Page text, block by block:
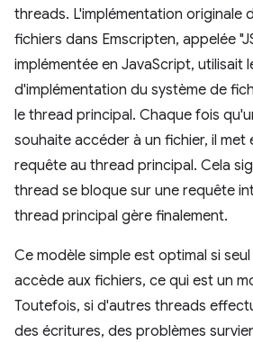
threads. L'implémentation originale
fichiers dans Emscripten, appelée
implémentée en JavaScript, utilisait
d'implémentation du système de
le thread principal. Chaque fois
souhaite accéder à un fichier, il met
requête au thread principal. Cela
thread se bloque sur une requête
thread principal gère finalement.
Ce modèle simple est optimal si
accède aux fichiers, ce qui est un
Toutefois, si d'autres threads
des écritures, des problèmes